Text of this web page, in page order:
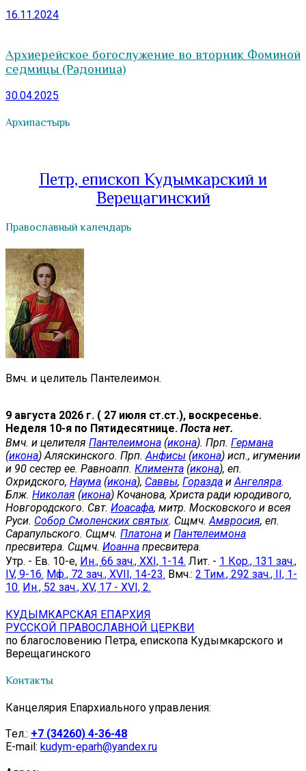
16.11.2024
Архиерейское богослужение во вторник Фоминой
седмицы (Радоница)
30.04.2025
Архипастырь
Петр, епископ Кудымкарский и
Верещагинский
Православный календарь
Вмч. и целитель Пантелеимон.
9 августа 2026 г. ( 27 июля ст.ст.), воскресенье.
Неделя 10-я по Пятидесятнице. Поста нет.
Вмч. и целителя Пантелеимона (икона). Прп. Германа
(икона) Аляскинского. Прп. Анфисы (икона) исп., игумении
и 90 сестер ее. Равноапп. Климента (икона), еп.
Охридского, Наума (икона), Саввы, Горазда и Ангеляра.
Блж. Николая (икона) Кочанова, Христа ради юродивого,
Новгородского. Свт. Иоасафа, митр. Московского и всея
Руси. Собор Смоленских святых. Сщмч. Амвросия, еп.
Сарапульского. Сщмч. Платона и Пантелеимона
пресвитера. Сщмч. Иоанна пресвитера.
Утр. - Ев. 10-е, Ин., 66 зач., XXI, 1-14. Лит. - 1 Кор., 131 зач.,
IV, 9-16. Мф., 72 зач., XVII, 14-23. Вмч.: 2 Тим., 292 зач., II, 1-
10. Ин., 52 зач., XV, 17 - XVI, 2.
КУДЫМКАРСКАЯ ЕПАРХИЯ
РУССКОЙ ПРАВОСЛАВНОЙ ЦЕРКВИ
по благословению Петра, епископа Кудымкарского и
Верещагинского
Контакты
Канцелярия Епархиального управления:
Tел.: +7 (34260) 4-36-48
E-mail: kudym-eparh@yandex.ru